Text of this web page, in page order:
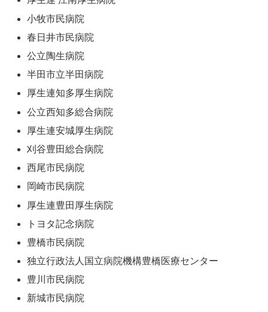
小牧市民病院
春日井市民病院
公立陶生病院
半田市立半田病院
厚生連知多厚生病院
公立西知多総合病院
厚生連安城厚生病院
刈谷豊田総合病院
西尾市民病院
岡崎市民病院
厚生連豊田厚生病院
トヨタ記念病院
豊橋市民病院
独立行政法人国立病院機構豊橋医療センター
豊川市民病院
新城市民病院